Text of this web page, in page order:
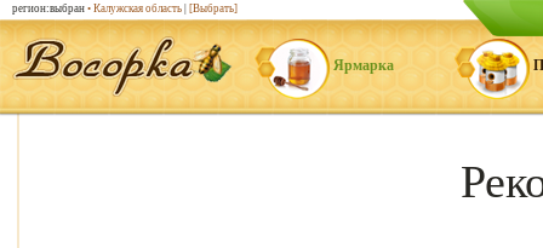
Ярмарка
регион:выбран • Калужская область [Выбрать]